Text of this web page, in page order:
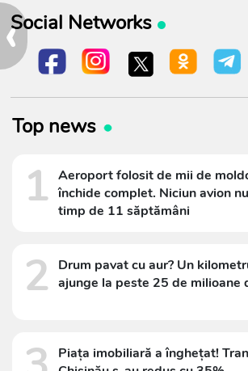
‹Social Networks
Top news
1 Aeroport folosit de mii de
închide complet. Niciun avion
timp de 11 săptămâni
2
Drum pavat cu aur? Un
ajunge la peste 25 de milioane
Piața imobiliară a înghețat!